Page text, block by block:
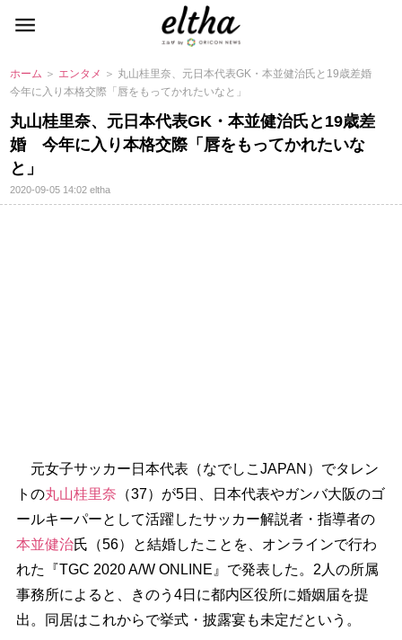
ホーム ＞ エンタメ ＞ 丸山桂里奈、元日本代表GK・本並健治氏と19歳差婚
今年に入り本格交際「唇をもってかれたいなと」
丸山桂里奈、元日本代表GK・本並健治氏と19歳差
婚 今年に入り本格交際「唇をもってかれたいな
と」
2020-09-05 14:02eltha
元女子サッカー日本代表（なでしこJAPAN）でタレン
トの丸山桂里奈 （37）が5日、日本代表やガンバ大阪のゴ
ールキーパーとして活躍したサッカー解説者・指導者の
本並健治氏（56）と結婚したことを、オンラインで行わ
れた『TGC 2020 A/W ONLINE』で発表した。2人の所属
事務所によると、きのう4日に都内区役所に婚姻届を提
出。同居はこれからで挙式・披露宴も未定だという。